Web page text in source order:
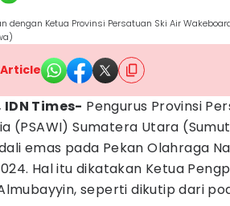
dengan Ketua Provinsi Persatuan Ski Air
Times- Pengurus Provinsi
(PSAWI) Sumatera Utara
emas pada Pekan Olahraga
Hal itu dikatakan Ketua
seperti dikutip dari